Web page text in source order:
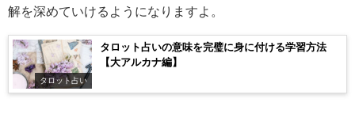
解を深めていけるようになりますよ。
タロット占い
タロット占いの意味を完璧に身に付ける学習方法
【大アルカナ編】